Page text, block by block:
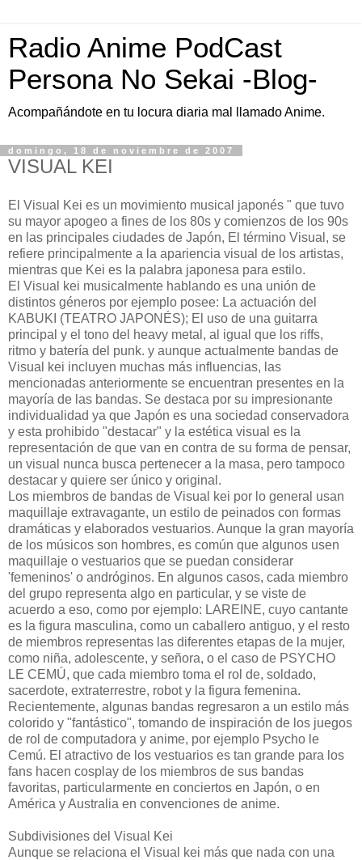
Radio Anime PodCast
Persona No Sekai -Blog-
Acompañándote en tu locura diaria mal llamado Anime.
domingo, 18 de noviembre de 2007
VISUAL KEI
El Visual Kei es un movimiento musical japonés " que tuvo
su mayor apogeo a fines de los 80s y comienzos de los 90s
en las principales ciudades de Japón, El término Visual, se
refiere principalmente a la apariencia visual de los artistas,
mientras que Kei es la palabra japonesa para estilo.
El Visual kei musicalmente hablando es una unión de
distintos géneros por ejemplo posee: La actuación del
KABUKI (TEATRO JAPONÉS); El uso de una guitarra
principal y el tono del heavy metal, al igual que los riffs,
ritmo y batería del punk. y aunque actualmente bandas de
Visual kei incluyen muchas más influencias, las
mencionadas anteriormente se encuentran presentes en la
mayoría de las bandas. Se destaca por su impresionante
individualidad ya que Japón es una sociedad conservadora
y esta prohibido "destacar" y la estética visual es la
representación de que van en contra de su forma de pensar,
un visual nunca busca pertenecer a la masa, pero tampoco
destacar y quiere ser único y original.
Los miembros de bandas de Visual kei por lo general usan
maquillaje extravagante, un estilo de peinados con formas
dramáticas y elaborados vestuarios. Aunque la gran mayoría
de los músicos son hombres, es común que algunos usen
maquillaje o vestuarios que se puedan considerar
'femeninos' o andróginos. En algunos casos, cada miembro
del grupo representa algo en particular, y se viste de
acuerdo a eso, como por ejemplo: LAREINE, cuyo cantante
es la figura masculina, como un caballero antiguo, y el resto
de miembros representas las diferentes etapas de la mujer,
como niña, adolescente, y señora, o el caso de PSYCHO
LE CEMÚ, que cada miembro toma el rol de, soldado,
sacerdote, extraterrestre, robot y la figura femenina.
Recientemente, algunas bandas regresaron a un estilo más
colorido y "fantástico", tomando de inspiración de los juegos
de rol de computadora y anime, por ejemplo Psycho le
Cemú. El atractivo de los vestuarios es tan grande para los
fans hacen cosplay de los miembros de sus bandas
favoritas, particularmente en conciertos en Japón, o en
América y Australia en convenciones de anime.
Subdivisiones del Visual Kei
Aunque se relaciona el Visual kei más que nada con una